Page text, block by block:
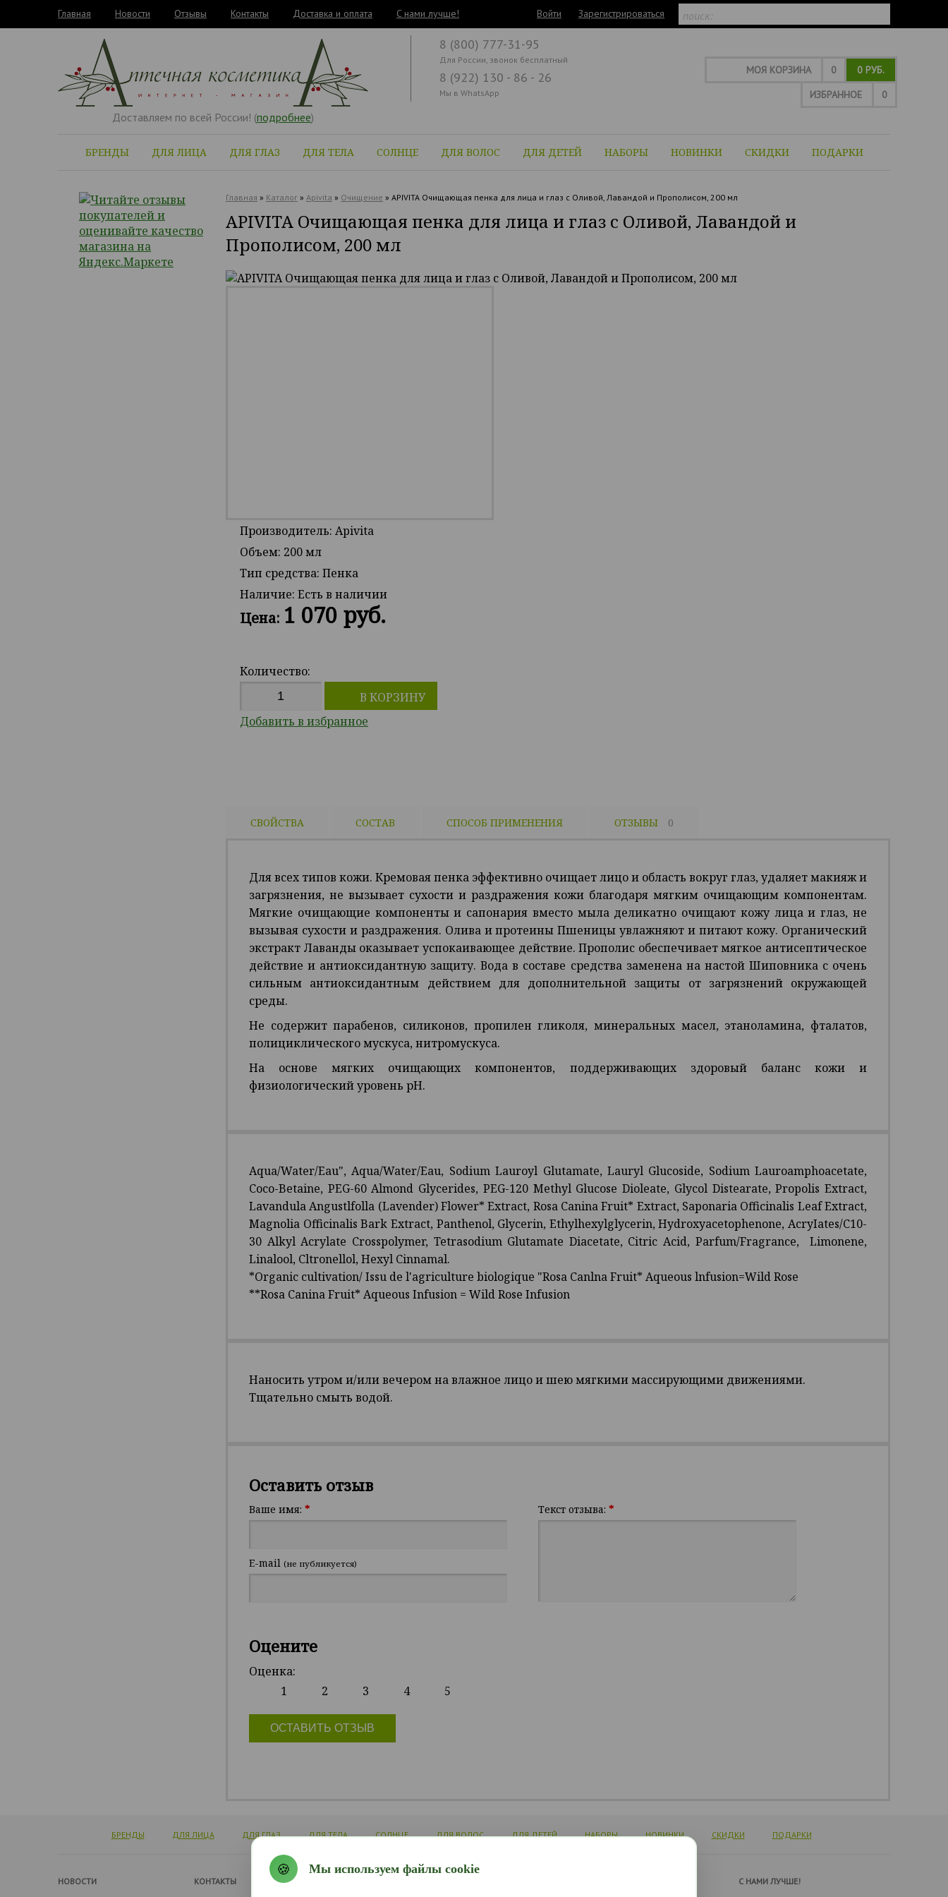
Главная Новости Отзывы Контакты Доставка и оплата C нами лучше! Войти Зарегистрироваться
Доставляем по всей России! (подробнее)
МОЯ КОРЗИНА 0
0 РУБ.
ИЗБРАННОЕ
0
БРЕНДЫ ДЛЯ ЛИЦА ДЛЯ ГЛАЗ ДЛЯ ТЕЛА СОЛНЦЕ ДЛЯ ВОЛОС ДЛЯ ДЕТЕЙ НАБОРЫ НОВИНКИ СКИДКИ ПОДАРКИ
8 (800) 777-31-95
Для России, звонок бесплатный
8 (922) 130 - 86 - 26
Мы в WhatsApp
Главная » Каталог » Apivita » Очищение » APIVITA Очищающая пенка для лица и глаз с Оливой, Лавандой и Прополисом, 200 мл
APIVITA Очищающая пенка для лица и глаз с Оливой, Лавандой и
Прополисом, 200 мл
Производитель: Apivita
Объем: 200 мл
Тип средства: Пенка
Наличие: Есть в наличии
Цена: 1 070 руб.
Количество:
В КОРЗИНУ
Добавить в избранное
СВОЙСТВА СОСТАВ СПОСОБ ПРИМЕНЕНИЯ ОТЗЫВЫ 0
Для всех типов кожи. Кремовая пенка эффективно очищает лицо и область вокруг глаз, удаляет макияж и
загрязнения, не вызывает сухости и раздражения кожи благодаря мягким очищающим компонентам.
Мягкие очищающие компоненты и сапонария вместо мыла деликатно очищают кожу лица и глаз, не
вызывая сухости и раздражения. Олива и протеины Пшеницы увлажняют и питают кожу. Органический
экстракт Лаванды оказывает успокаивающее действие. Прополис обеспечивает мягкое антисептическое
действие и антиоксидантную защиту. Вода в составе средства заменена на настой Шиповника с очень
сильным антиоксидантным действием для дополнительной защиты от загрязнений окружающей
среды.
Не содержит парабенов, силиконов, пропилен гликоля, минеральных масел, этаноламина, фталатов,
полициклического мускуса, нитромускуса.
На основе мягких очищающих компонентов, поддерживающих здоровый баланс кожи и
физиологический уровень рН.
Aqua/Water/Eau", Aqua/Water/Eau, Sodium Lauroyl Glutamate, Lauryl Glucoside, Sodium Lauroamphoacetate,
Coco-Betaine, PEG-60 Almond Glycerides, PEG-120 Methyl Glucose Dioleate, Glycol Distearate, Propolis Extract,
Lavandula Angustlfolla (Lavender) Flower* Extract, Rosa Canina Fruit* Extract, Saponaria Officinalis Leaf Extract,
Magnolia Officinalis Bark Extract, Panthenol, Glycerin, Ethylhexylglycerin, Hydroxyacetophenone, AcryIates/C10-
30 Alkyl Acrylate Crosspolymer, Tetrasodium Glutamate Diacetate, Citric Acid, Parfum/Fragranсe, Limonene,
Linalool, Cltronellol, Hexyl Cinnamal.
*Organic cultivation/ Issu de l'agriculture biologique "Rosa Canlna Fruit* Aqueous lnfusion=Wild Rose
**Rosa Canina Fruit* Aqueous Infusion = Wild Rose Infusion
Наносить утром и/или вечером на влажное лицо и шею мягкими массирующими движениями.
Тщательно смыть водой.
Оставить отзыв
Ваше имя: *
E-mail (не публикуется)
Текст отзыва: *
Оцените
Оценка:
1
2 3 4 5
ОСТАВИТЬ ОТЗЫВ
БРЕНДЫ ДЛЯ ЛИЦА ДЛЯ ГЛАЗ ДЛЯ ТЕЛА СОЛНЦЕ ДЛЯ ВОЛОС ДЛЯ ДЕТЕЙ НАБОРЫ НОВИНКИ СКИДКИ ПОДАРКИ
НОВОСТИ
КОНТАКТЫ
C НАМИ ЛУЧШЕ!
🍪 Мы используем файлы cookie